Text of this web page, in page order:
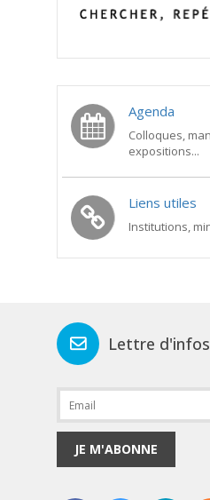
Agenda
Colloques,
expositions...
Liens utiles
Institutions,
Lettre d'infos
JE M'ABONNE